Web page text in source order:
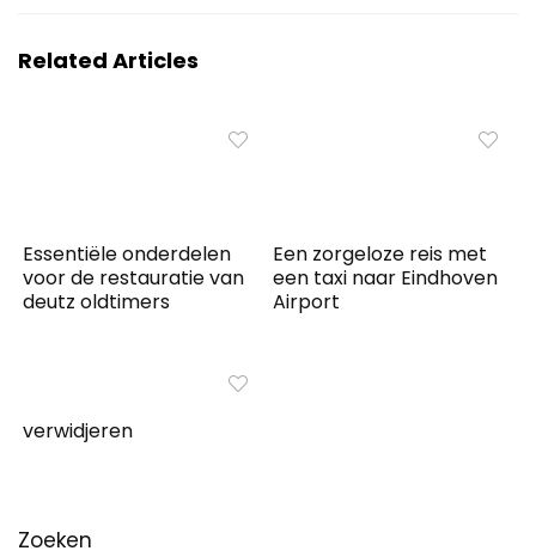
Related Articles
Essentiële onderdelen
voor de restauratie van
deutz oldtimers
Een zorgeloze reis met
een taxi naar Eindhoven
Airport
verwidjeren
Zoeken